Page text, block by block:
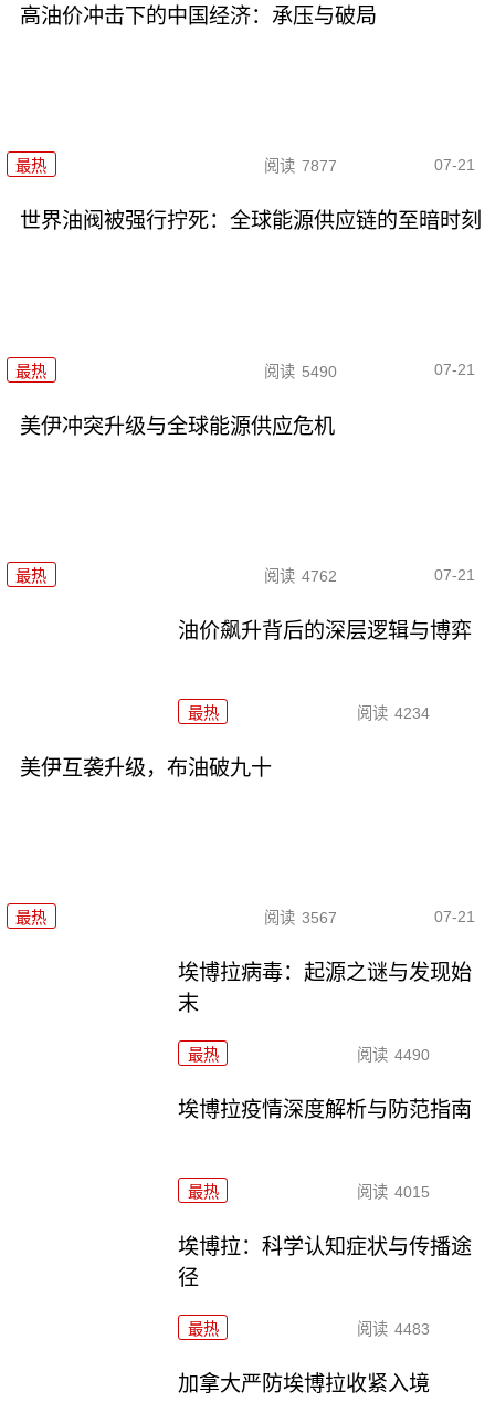
高油价冲击下的中国经济：承压与破局
最热 阅读 7877 07-21
世界油阀被强行拧死：全球能源供应链的至暗时刻
最热 阅读 5490 07-21
美伊冲突升级与全球能源供应危机
最热 阅读 4762 07-21
油价飙升背后的深层逻辑与博弈
最热 阅读 4234
美伊互袭升级，布油破九十
最热 阅读 3567 07-21
埃博拉病毒：起源之谜与发现始
末
最热 阅读 4490
埃博拉疫情深度解析与防范指南
最热 阅读 4015
埃博拉：科学认知症状与传播途
径
最热 阅读 4483
加拿大严防埃博拉收紧入境